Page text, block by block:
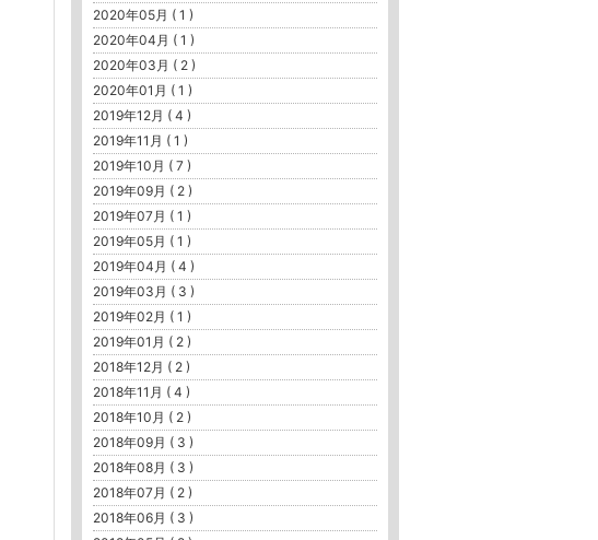
2020年05月 ( 1 )
2020年04月 ( 1 )
2020年03月 ( 2 )
2020年01月 ( 1 )
2019年12月 ( 4 )
2019年11月 ( 1 )
2019年10月 ( 7 )
2019年09月 ( 2 )
2019年07月 ( 1 )
2019年05月 ( 1 )
2019年04月 ( 4 )
2019年03月 ( 3 )
2019年02月 ( 1 )
2019年01月 ( 2 )
2018年12月 ( 2 )
2018年11月 ( 4 )
2018年10月 ( 2 )
2018年09月 ( 3 )
2018年08月 ( 3 )
2018年07月 ( 2 )
2018年06月 ( 3 )